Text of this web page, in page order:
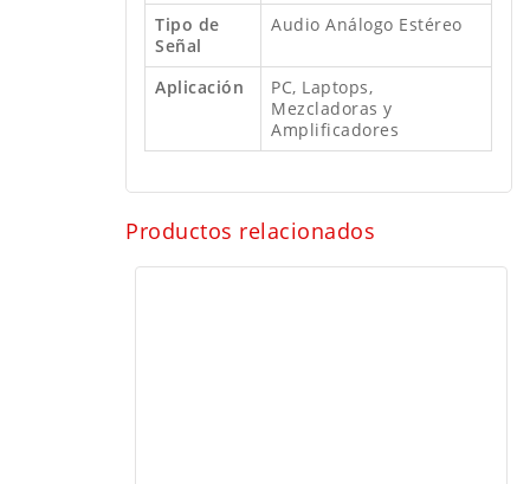
Tipo de
Señal
Audio Análogo Estéreo
Aplicación
PC, Laptops,
Mezcladoras y
Amplificadores
Productos relacionados